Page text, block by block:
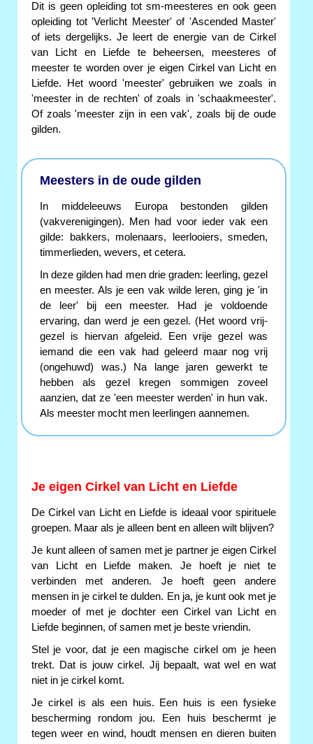
Dit is geen opleiding tot sm-meesteres en ook geen
opleiding tot 'Verlicht Meester' of 'Ascended Master'
of iets dergelijks. Je leert de energie van de Cirkel
van Licht en Liefde te beheersen, meesteres of
meester te worden over je eigen Cirkel van Licht en
Liefde. Het woord 'meester' gebruiken we zoals in
'meester in de rechten' of zoals in 'schaakmeester'.
Of zoals 'meester zijn in een vak', zoals bij de oude
gilden.
Meesters in de oude gilden
In middeleeuws Europa bestonden gilden
(vakverenigingen). Men had voor ieder vak een
gilde: bakkers, molenaars, leerlooiers, smeden,
timmerlieden, wevers, et cetera.
In deze gilden had men drie graden: leerling, gezel
en meester. Als je een vak wilde leren, ging je 'in
de leer' bij een meester. Had je voldoende
ervaring, dan werd je een gezel. (Het woord vrij-
gezel is hiervan afgeleid. Een vrije gezel was
iemand die een vak had geleerd maar nog vrij
(ongehuwd) was.) Na lange jaren gewerkt te
hebben als gezel kregen sommigen zoveel
aanzien, dat ze 'een meester werden' in hun vak.
Als meester mocht men leerlingen aannemen.
Je eigen Cirkel van Licht en Liefde
De Cirkel van Licht en Liefde is ideaal voor spirituele
groepen. Maar als je alleen bent en alleen wilt blijven?
Je kunt alleen of samen met je partner je eigen Cirkel
van Licht en Liefde maken. Je hoeft je niet te
verbinden met anderen. Je hoeft geen andere
mensen in je cirkel te dulden. En ja, je kunt ook met je
moeder of met je dochter een Cirkel van Licht en
Liefde beginnen, of samen met je beste vriendin.
Stel je voor, dat je een magische cirkel om je heen
trekt. Dat is jouw cirkel. Jij bepaalt, wat wel en wat
niet in je cirkel komt.
Je cirkel is als een huis. Een huis is een fysieke
bescherming rondom jou. Een huis beschermt je
tegen weer en wind, houdt mensen en dieren buiten